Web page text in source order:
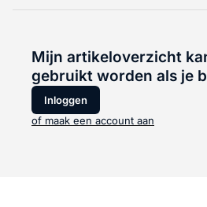
Mijn artikeloverzicht
gebruikt worden als je
Inloggen
of maak een account aan